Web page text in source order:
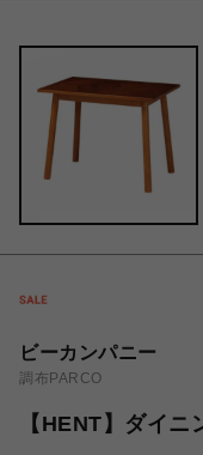
ビーカンパニー
調布PARCO
【HENT】ダイニ